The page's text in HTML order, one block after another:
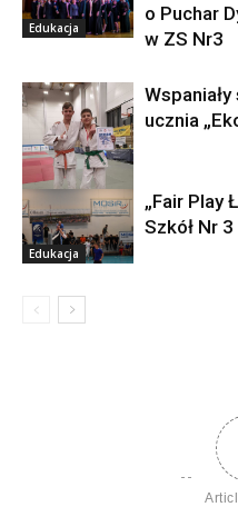
Edukacja
o Puchar
w ZS Nr3
Edukacja
ucznia
Edukacja
„Fair Play
Szkół Nr 3